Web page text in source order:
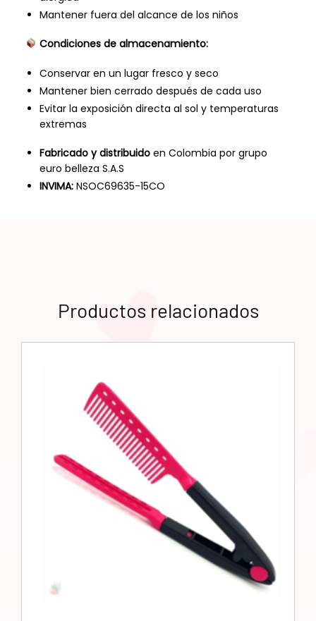
Mantener fuera del alcance de los niños
Condiciones de almacenamiento:
Conservar en un lugar fresco y seco
Mantener bien cerrado después de cada uso
Evitar la exposición directa al sol y temperaturas
extremas
Fabricado y distribuidoen Colombia por grupo
euro belleza S.A.S
INVIMA:NSOC69635-15CO
Productos relacionados